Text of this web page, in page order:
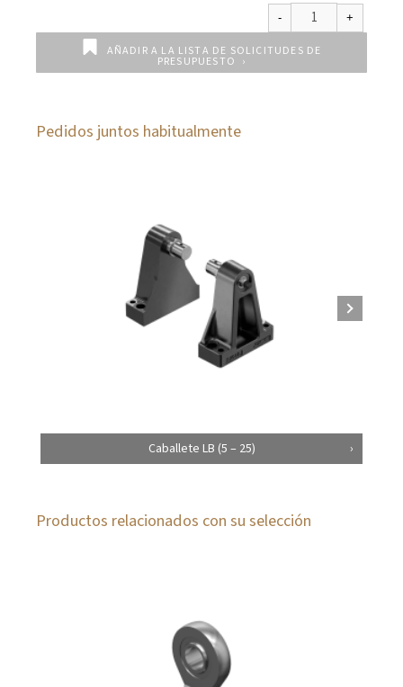
AÑADIR A LA LISTA DE SOLICITUDES DE
PRESUPUESTO
Pedidos juntos habitualmente
Caballete LB (5 – 25)
Productos relacionados con su selección